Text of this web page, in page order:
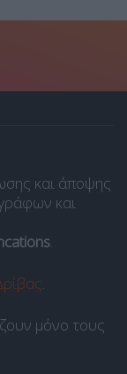
και άποψης
και
.
.
μόνο τους